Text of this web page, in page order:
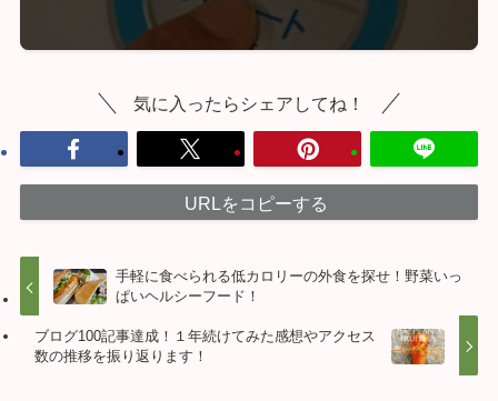
気に入ったらシェアしてね！
URLをコピーする
手軽に食べられる低カロリーの外食を探せ！野菜いっ
ぱいヘルシーフード！
ブログ100記事達成！１年続けてみた感想やアクセス
数の推移を振り返ります！